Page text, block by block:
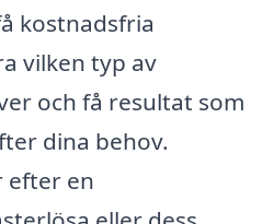
kostnadsfria
vilken typ av
och få resultat som
dina behov.
efter en